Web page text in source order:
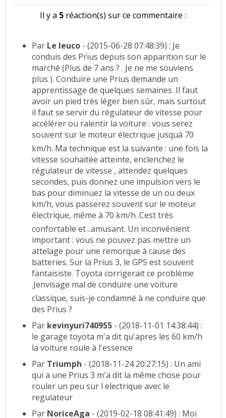
Il y a 5 réaction(s) sur ce commentaire :
Par Le leuco - (2015-06-28 07:48:39) : Je
conduis des Prius depuis son apparition sur le
marché (Plus de 7 ans ? . Je ne me souviens
plus ). Conduire une Prius demande un
apprentissage de quelques semaines .Il faut
avoir un pied très léger bien sûr, mais surtout
il faut se servir du régulateur de vitesse pour
accélérer ou ralentir la voiture : vous serez
souvent sur le moteur électrique jusquà 70
km/h. Ma technique est la suivante : une fois la
vitesse souhaitée atteinte, enclenchez le
régulateur de vitesse , attendez quelques
secondes, puis donnez une impulsion vers le
bas pour diminuez la vitesse de un ou deux
km/h, vous passerez souvent sur le moteur
électrique, même à 70 km/h .Cest très
confortable et ..amusant. Un inconvénient
important : vous ne pouvez pas mettre un
attelage pour une remorque à cause des
batteries. Sur la Prius 3, le GPS est souvent
fantaisiste. Toyota corrigerait ce problème
.Jenvisage mal de conduire une voiture
classique, suis-je condamné à ne conduire que
des Prius ?
Par kevinyuri740955 - (2018-11-01 14:38:44) :
le garage toyota m'a dit qu'apres les 60 km/h
la voiture roule à l'essence
Par Triumph - (2018-11-24 20:27:15) : Un ami
qui a une Prius 3 m'a dit la même chose pour
rouler un peu sur l electrique avec le
regulateur
Par NoriceAga - (2019-02-18 08:41:49) : Moi